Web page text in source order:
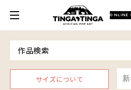
ONLINE
作品検索
Model
青空
サイズについて